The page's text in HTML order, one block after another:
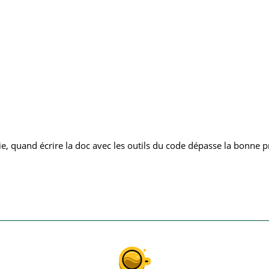
quand écrire la doc avec les outils du code dépasse la bonne